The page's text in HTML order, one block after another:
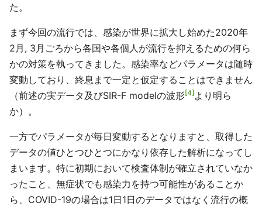
た。
まず今回の流行では、感染が世界に拡大し始めた2020年
2月, 3月ごろから各国や各個人が流行を抑えるための何ら
かの対策を執ってきました。感染率などパラメータは随時
変動しており、終息まで一定と仮定することはできません
（前述の実データ及びSIR-F modelの波形 4 より明ら
か）。
一方でパラメータが毎日変動するとなりますと、取得した
データの値ひとつひとつにかなり依存した解析になってし
まいます。特に初期において検査体制が確立されていなか
ったこと、無症状でも感染力を持つ可能性があることか
ら、COVID-19の場合は1日1日のデータではなく流行の概